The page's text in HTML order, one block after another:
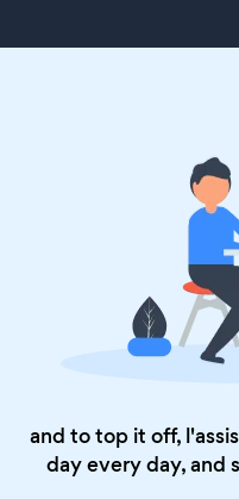
and to top it off,
day every day, and